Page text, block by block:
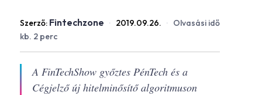
Szerző: Fintechzone · 2019.09.26. · Olvasási idő
kb. 2 perc
A FinTechShow győztes PénTech és a
Cégjelző új hitelminősítő algoritmuson